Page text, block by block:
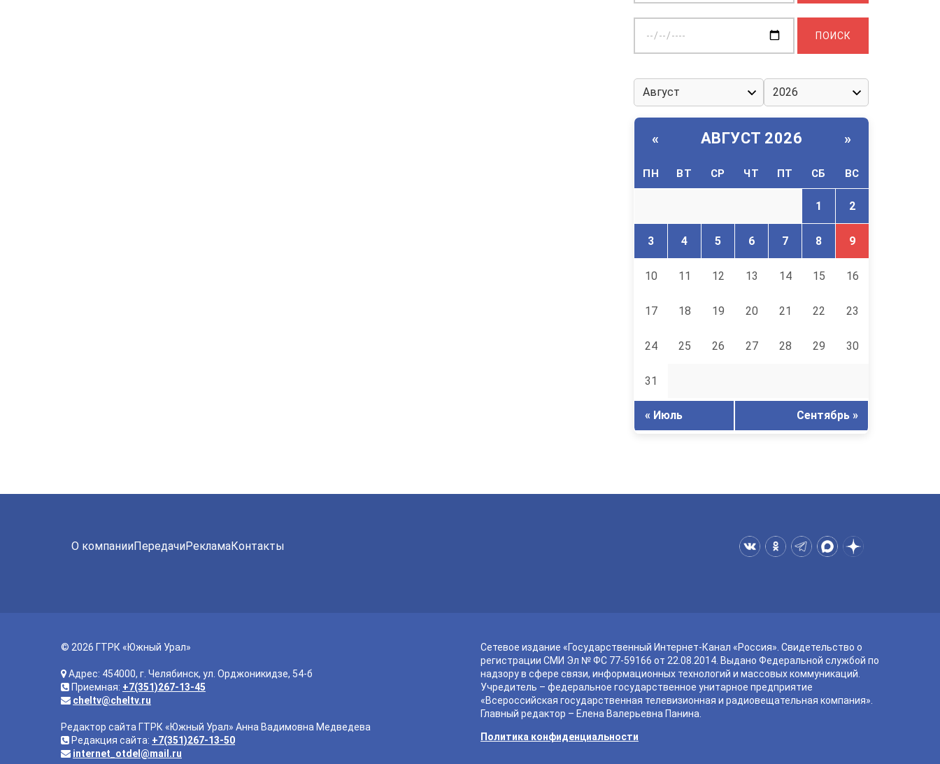
дату:
« АВГУСТ 2026 »
ПН ВТ СР ЧТ ПТ СБ ВС
1 2
3 4 5 6 7 8 9
10 11 12 13 14 15 16
17 18 19 20 21 22 23
24 25 26 27 28 29 30
31
« Июль Сентябрь »
О компанииПередачиРекламаКонтакты
© 2026 ГТРК «Южный Урал»
Адрес: 454000, г. Челябинск, ул. Орджоникидзе, 54-б
Приемная: +7(351)267-13-45
cheltv@cheltv.ru
Редактор сайта ГТРК «Южный Урал» Анна Вадимовна Медведева
Редакция сайта: +7(351)267-13-50
internet_otdel@mail.ru
Сетевое издание «Государственный Интернет-Канал «Россия». Свидетельство о
регистрации СМИ Эл № ФС 77-59166 от 22.08.2014. Выдано Федеральной службой по
надзору в сфере связи, информационных технологий и массовых коммуникаций.
Учредитель – федеральное государственное унитарное предприятие
«Всероссийская государственная телевизионная и радиовещательная компания».
Главный редактор – Елена Валерьевна Панина.
Политика конфиденциальности